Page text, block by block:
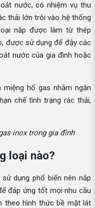
nước, có nhiệm vụ thu
thải lớn trôi vào hệ thống
nắp được làm từ thép
được sử dụng để đậy các
nước của gia đình hoặc
hố gas nhằm ngăn
chế tình trạng rác thải,
inox trong gia đình
loại nào?
dụng phổ biến nên nắp
đáp ứng tốt mọi nhu cầu
theo hình thức bề mặt lát